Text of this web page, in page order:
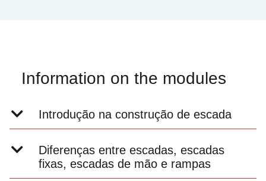
Information on the modules
Introdução na construção de escada
Diferenças entre escadas, escadas
fixas, escadas de mão e rampas